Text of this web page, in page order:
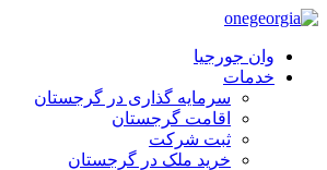
وان جورجیا
خدمات
سرمایه گذاری در گرجستان
اقامت گرجستان
ثبت شرکت
خرید ملک در گرجستان